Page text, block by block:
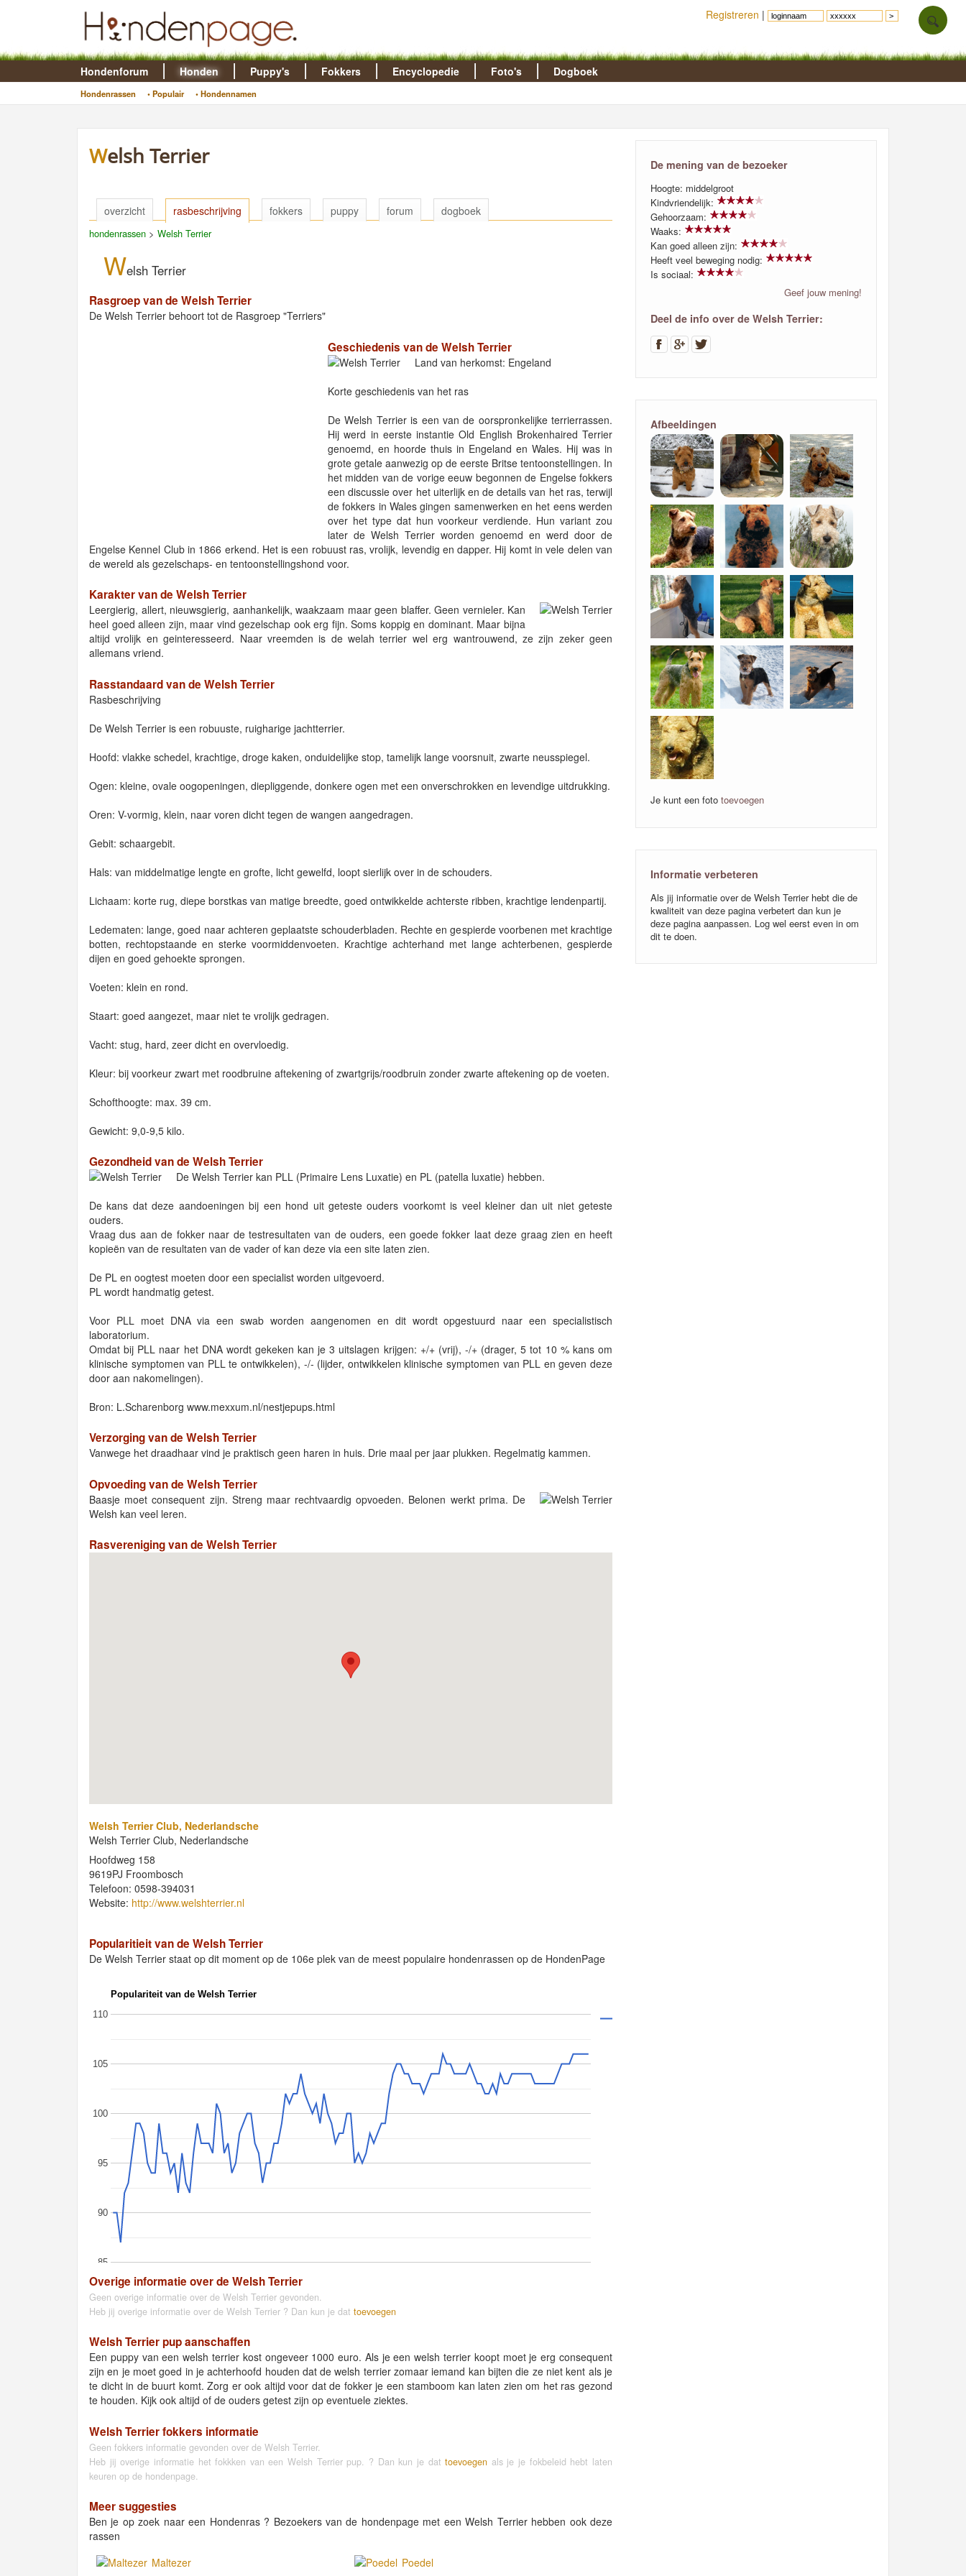
Hondenforum Honden
Hondenrassen • Populair • Hondennamen
Puppy's Fokkers Encyclopedie Foto's Dogboek
Welsh Terrier
overzicht rasbeschrijving fokkers puppy forum dogboek
hondenrassen > Welsh Terrier
Welsh Terrier
Rasgroep van de Welsh Terrier
De Welsh Terrier behoort tot de Rasgroep "Terriers"
Geschiedenis van de Welsh Terrier
Land van herkomst: Engeland
Korte geschiedenis van het ras
De Welsh Terrier is een van de oorspronkelijke terrierrassen.
Hij werd in eerste instantie Old English Brokenhaired Terrier
genoemd, en hoorde thuis in Engeland en Wales. Hij was in
grote getale aanwezig op de eerste Britse tentoonstellingen. In
het midden van de vorige eeuw begonnen de Engelse fokkers
een discussie over het uiterlijk en de details van het ras, terwijl
de fokkers in Wales gingen samenwerken en het eens werden
over het type dat hun voorkeur verdiende. Hun variant zou
later de Welsh Terrier worden genoemd en werd door de
Engelse Kennel Club in 1866 erkend. Het is een robuust ras, vrolijk, levendig en dapper. Hij komt in vele delen van
de wereld als gezelschaps- en tentoonstellingshond voor.
Karakter van de Welsh Terrier
Leergierig, allert, nieuwsgierig, aanhankelijk, waakzaam maar geen blaffer. Geen vernieler. Kan
heel goed alleen zijn, maar vind gezelschap ook erg fijn. Soms koppig en dominant. Maar bijna
altijd vrolijk en geinteresseerd. Naar vreemden is de welah terrier wel erg wantrouwend, ze zijn zeker geen
allemans vriend.
Rasstandaard van de Welsh Terrier
Rasbeschrijving
De Welsh Terrier is een robuuste, ruigharige jachtterrier.
Hoofd: vlakke schedel, krachtige, droge kaken, onduidelijke stop, tamelijk lange voorsnuit, zwarte neusspiegel.
Ogen: kleine, ovale oogopeningen, diepliggende, donkere ogen met een onverschrokken en levendige uitdrukking.
Oren: V-vormig, klein, naar voren dicht tegen de wangen aangedragen.
Gebit: schaargebit.
Hals: van middelmatige lengte en grofte, licht gewelfd, loopt sierlijk over in de schouders.
Lichaam: korte rug, diepe borstkas van matige breedte, goed ontwikkelde achterste ribben, krachtige lendenpartij.
Ledematen: lange, goed naar achteren geplaatste schouderbladen. Rechte en gespierde voorbenen met krachtige
botten, rechtopstaande en sterke voormiddenvoeten. Krachtige achterhand met lange achterbenen, gespierde
dijen en goed gehoekte sprongen.
Voeten: klein en rond.
Staart: goed aangezet, maar niet te vrolijk gedragen.
Vacht: stug, hard, zeer dicht en overvloedig.
Kleur: bij voorkeur zwart met roodbruine aftekening of zwartgrijs/roodbruin zonder zwarte aftekening op de voeten.
Schofthoogte: max. 39 cm.
Gewicht: 9,0-9,5 kilo.
Gezondheid van de Welsh Terrier
De Welsh Terrier kan PLL (Primaire Lens Luxatie) en PL (patella luxatie) hebben.
De kans dat deze aandoeningen bij een hond uit geteste ouders voorkomt is veel kleiner dan uit niet geteste
ouders.
Vraag dus aan de fokker naar de testresultaten van de ouders, een goede fokker laat deze graag zien en heeft
kopieën van de resultaten van de vader of kan deze via een site laten zien.
De PL en oogtest moeten door een specialist worden uitgevoerd.
PL wordt handmatig getest.
Voor PLL moet DNA via een swab worden aangenomen en dit wordt opgestuurd naar een specialistisch
laboratorium.
Omdat bij PLL naar het DNA wordt gekeken kan je 3 uitslagen krijgen: +/+ (vrij), -/+ (drager, 5 tot 10 % kans om
klinische symptomen van PLL te ontwikkelen), -/- (lijder, ontwikkelen klinische symptomen van PLL en geven deze
door aan nakomelingen).
Bron: L.Scharenborg www.mexxum.nl/nestjepups.html
Verzorging van de Welsh Terrier
Vanwege het draadhaar vind je praktisch geen haren in huis. Drie maal per jaar plukken. Regelmatig kammen.
Opvoeding van de Welsh Terrier
Baasje moet consequent zijn. Streng maar rechtvaardig opvoeden. Belonen werkt prima. De
Welsh kan veel leren.
Rasvereniging van de Welsh Terrier
Welsh Terrier Club, Nederlandsche
Welsh Terrier Club, Nederlandsche
Hoofdweg 158
9619PJ Froombosch
Telefoon: 0598-394031
Website: http://www.welshterrier.nl
Popularitieit van de Welsh Terrier
De Welsh Terrier staat op dit moment op de 106e plek van de meest populaire hondenrassen op de HondenPage
Populariteit van de Welsh Terrier
85
90
95
100
105
110
Overige informatie over de Welsh Terrier
Geen overige informatie over de Welsh Terrier gevonden.
Heb jij overige informatie over de Welsh Terrier ? Dan kun je dat toevoegen
Welsh Terrier pup aanschaffen
Een puppy van een welsh terrier kost ongeveer 1000 euro. Als je een welsh terrier koopt moet je erg consequent
zijn en je moet goed in je achterhoofd houden dat de welsh terrier zomaar iemand kan bijten die ze niet kent als je
te dicht in de buurt komt. Zorg er ook altijd voor dat de fokker je een stamboom kan laten zien om het ras gezond
te houden. Kijk ook altijd of de ouders getest zijn op eventuele ziektes.
Welsh Terrier fokkers informatie
Geen fokkers informatie gevonden over de Welsh Terrier.
Heb jij overige informatie het fokkken van een Welsh Terrier pup. ? Dan kun je dattoevoegen als je je fokbeleid hebt laten
keuren op de hondenpage.
Meer suggesties
Ben je op zoek naar een Hondenras ? Bezoekers van de hondenpage met een Welsh Terrier hebben ook deze
rassen
Maltezer
Poedel
De mening van de bezoeker
Hoogte: middelgroot
Kindvriendelijk:
Gehoorzaam:
Waaks:
Kan goed alleen zijn:
Heeft veel beweging nodig:
Is sociaal:
Geef jouw mening!
Deel de info over de Welsh Terrier:
Afbeeldingen
Je kunt een foto toevoegen
Informatie verbeteren
Als jij informatie over de Welsh Terrier hebt die de
kwaliteit van deze pagina verbetert dan kun je
deze pagina aanpassen. Log wel eerst even in om
dit te doen.
Registreren |